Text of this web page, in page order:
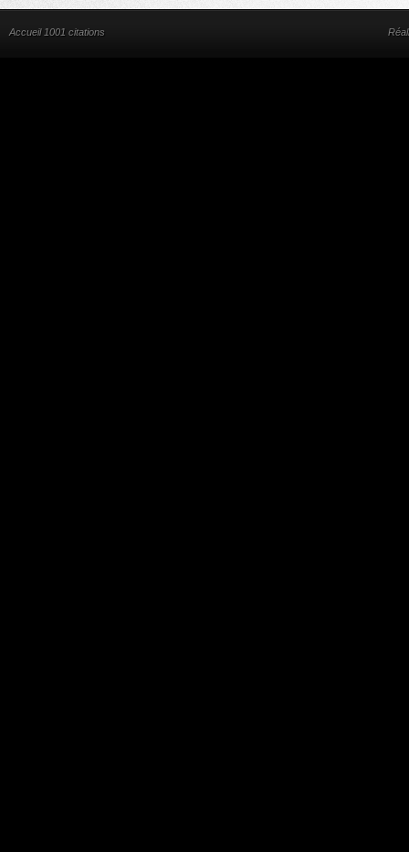
Accueil 1001 citations